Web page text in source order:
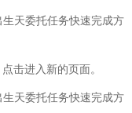
击进入新的页面。